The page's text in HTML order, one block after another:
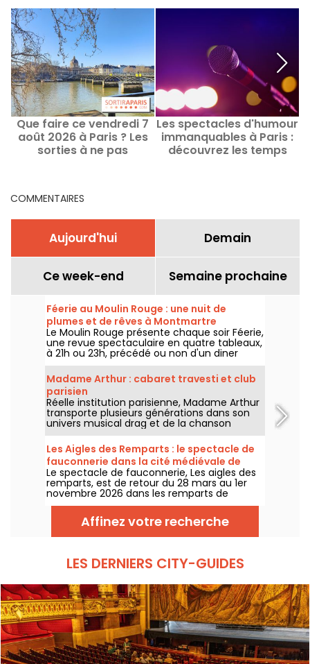
Que faire ce vendredi 7
août 2026 à Paris ? Les
sorties à ne pas
Les spectacles d'humour
immanquables à Paris :
découvrez les temps
COMMENTAIRES
Aujourd'hui Demain
Ce week-end Semaine prochaine
Féerie au Moulin Rouge : une nuit de
plumes et de rêves à Montmartre
Le Moulin Rouge présente chaque soir Féerie,
une revue spectaculaire en quatre tableaux,
à 21h ou 23h, précédé ou non d'un diner
imaginé par leur chef.
Madame Arthur : cabaret travesti et club
parisien
Réelle institution parisienne, Madame Arthur
transporte plusieurs générations dans son
univers musical drag et de la chanson
française !
Les Aigles des Remparts : le spectacle de
fauconnerie dans la cité médiévale de
Provins
Le spectacle de fauconnerie, Les aigles des
remparts, est de retour du 28 mars au 1er
novembre 2026 dans les remparts de
Provins. Découvrez de splendides oiseaux de
proie en totale harmonie avec les chevaux.
Affinez votre recherche
LES DERNIERS CITY-GUIDES